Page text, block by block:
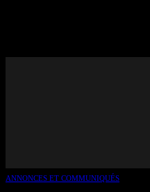
ANNONCES ET COMMUNIQUÉS